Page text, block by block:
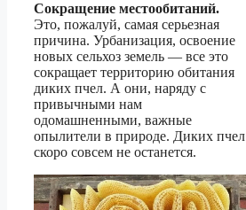
Сокращение местообитаний.
Это, пожалуй, самая серьезная
причина. Урбанизация, освоение
новых сельхоз земель — все это
сокращает территорию обитания
диких пчел. А они, наряду с
привычными нам
одомашненными, важные
опылители в природе. Диких пчел
скоро совсем не останется.